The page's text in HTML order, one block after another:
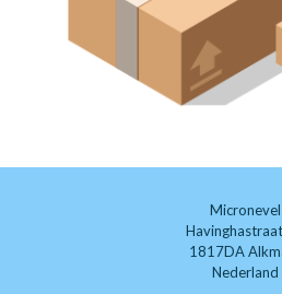
Micronevel
1817DA
Nederland